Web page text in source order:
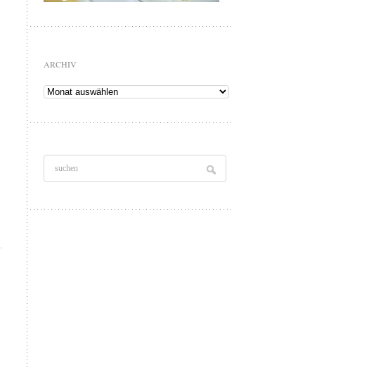
ARCHIV
Archiv